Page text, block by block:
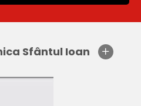
Sfântul Ioan